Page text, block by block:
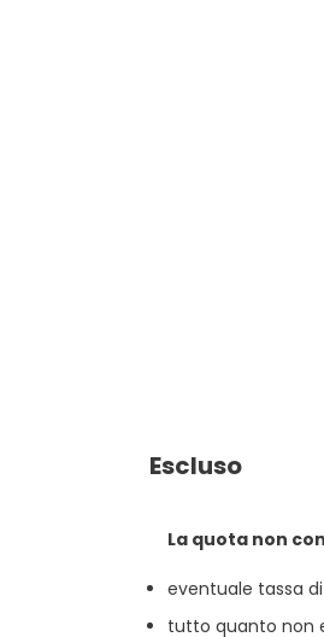
Escluso
La quota non
eventuale tassa
tutto quanto non